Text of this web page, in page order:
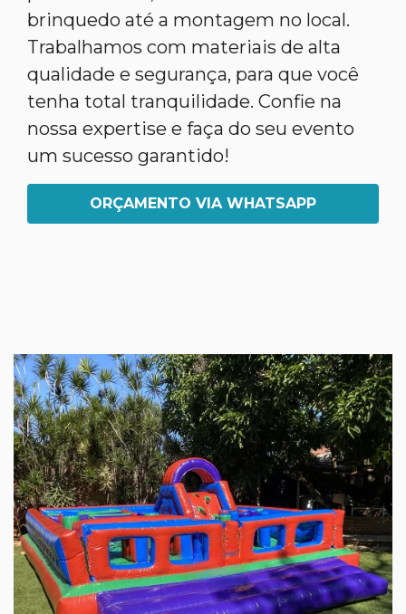
brinquedo até a montagem no local.
Trabalhamos com materiais de alta
qualidade e segurança, para que você
tenha total tranquilidade. Confie na
nossa expertise e faça do seu evento
um sucesso garantido!
ORÇAMENTO VIA WHATSAPP